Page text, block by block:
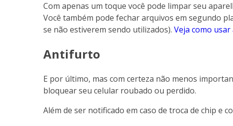
Com apenas um toque você pode limpar seu
Você também pode fechar arquivos em segundo
se não estiverem sendo utilizados). Veja como
Antifurto
E por último, mas com certeza não menos
bloquear seu celular roubado ou perdido.
Além de ser notificado em caso de troca de chip e